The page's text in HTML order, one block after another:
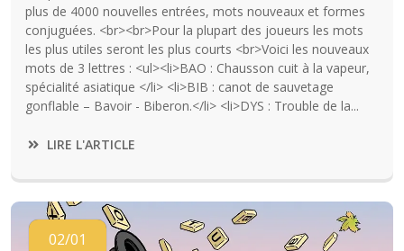
plus de 4000 nouvelles entrées, mots nouveaux et formes
conjuguées. <br><br>Pour la plupart des joueurs les mots
les plus utiles seront les plus courts <br>Voici les nouveaux
mots de 3 lettres : <ul><li>BAO : Chausson cuit à la vapeur,
spécialité asiatique </li> <li>BIB : canot de sauvetage
gonflable – Bavoir - Biberon.</li> <li>DYS : Trouble de la...
LIRE L'ARTICLE
02/01